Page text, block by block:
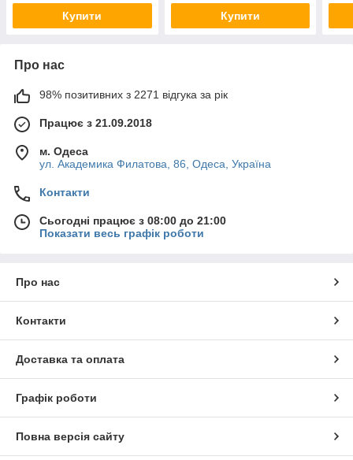
Купити Купити
Про нас
98% позитивних з 2271 відгука за рік
Працює з 21.09.2018
м. Одеса
ул. Академика Филатова, 86, Одеса, Україна
Контакти
Сьогодні працює з 08:00 до 21:00
Показати весь графік роботи
Про нас
Контакти
Доставка та оплата
Графік роботи
Повна версія сайту